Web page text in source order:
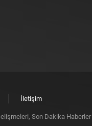
İletişim
Son Dakika Haberler